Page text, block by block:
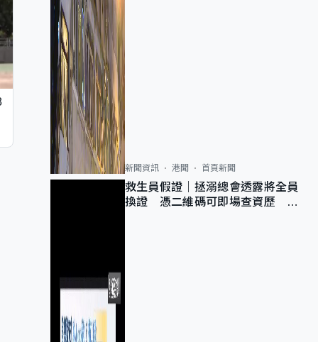
新聞資訊 港聞 首頁新聞
救生員假證｜拯溺總會透露將全員
換證 憑二維碼可即場查資歷 工